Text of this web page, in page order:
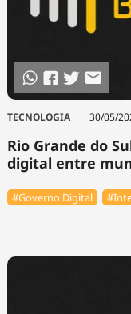
TECNOLOGIA 30/05/
Rio Grande do
digital entre
#Governo Digital